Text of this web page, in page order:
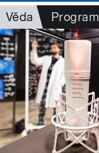
Věda Program